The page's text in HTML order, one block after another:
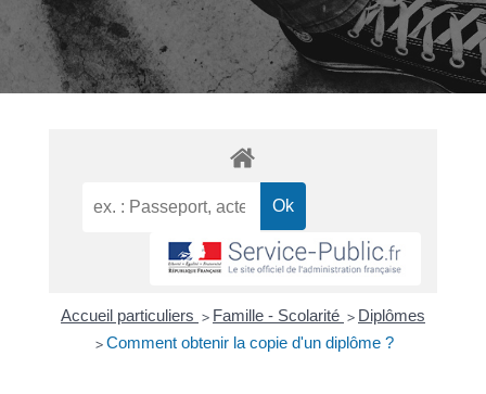
Accueil particuliers > Famille - Scolarité > Diplômes
> Comment obtenir la copie d'un diplôme ?